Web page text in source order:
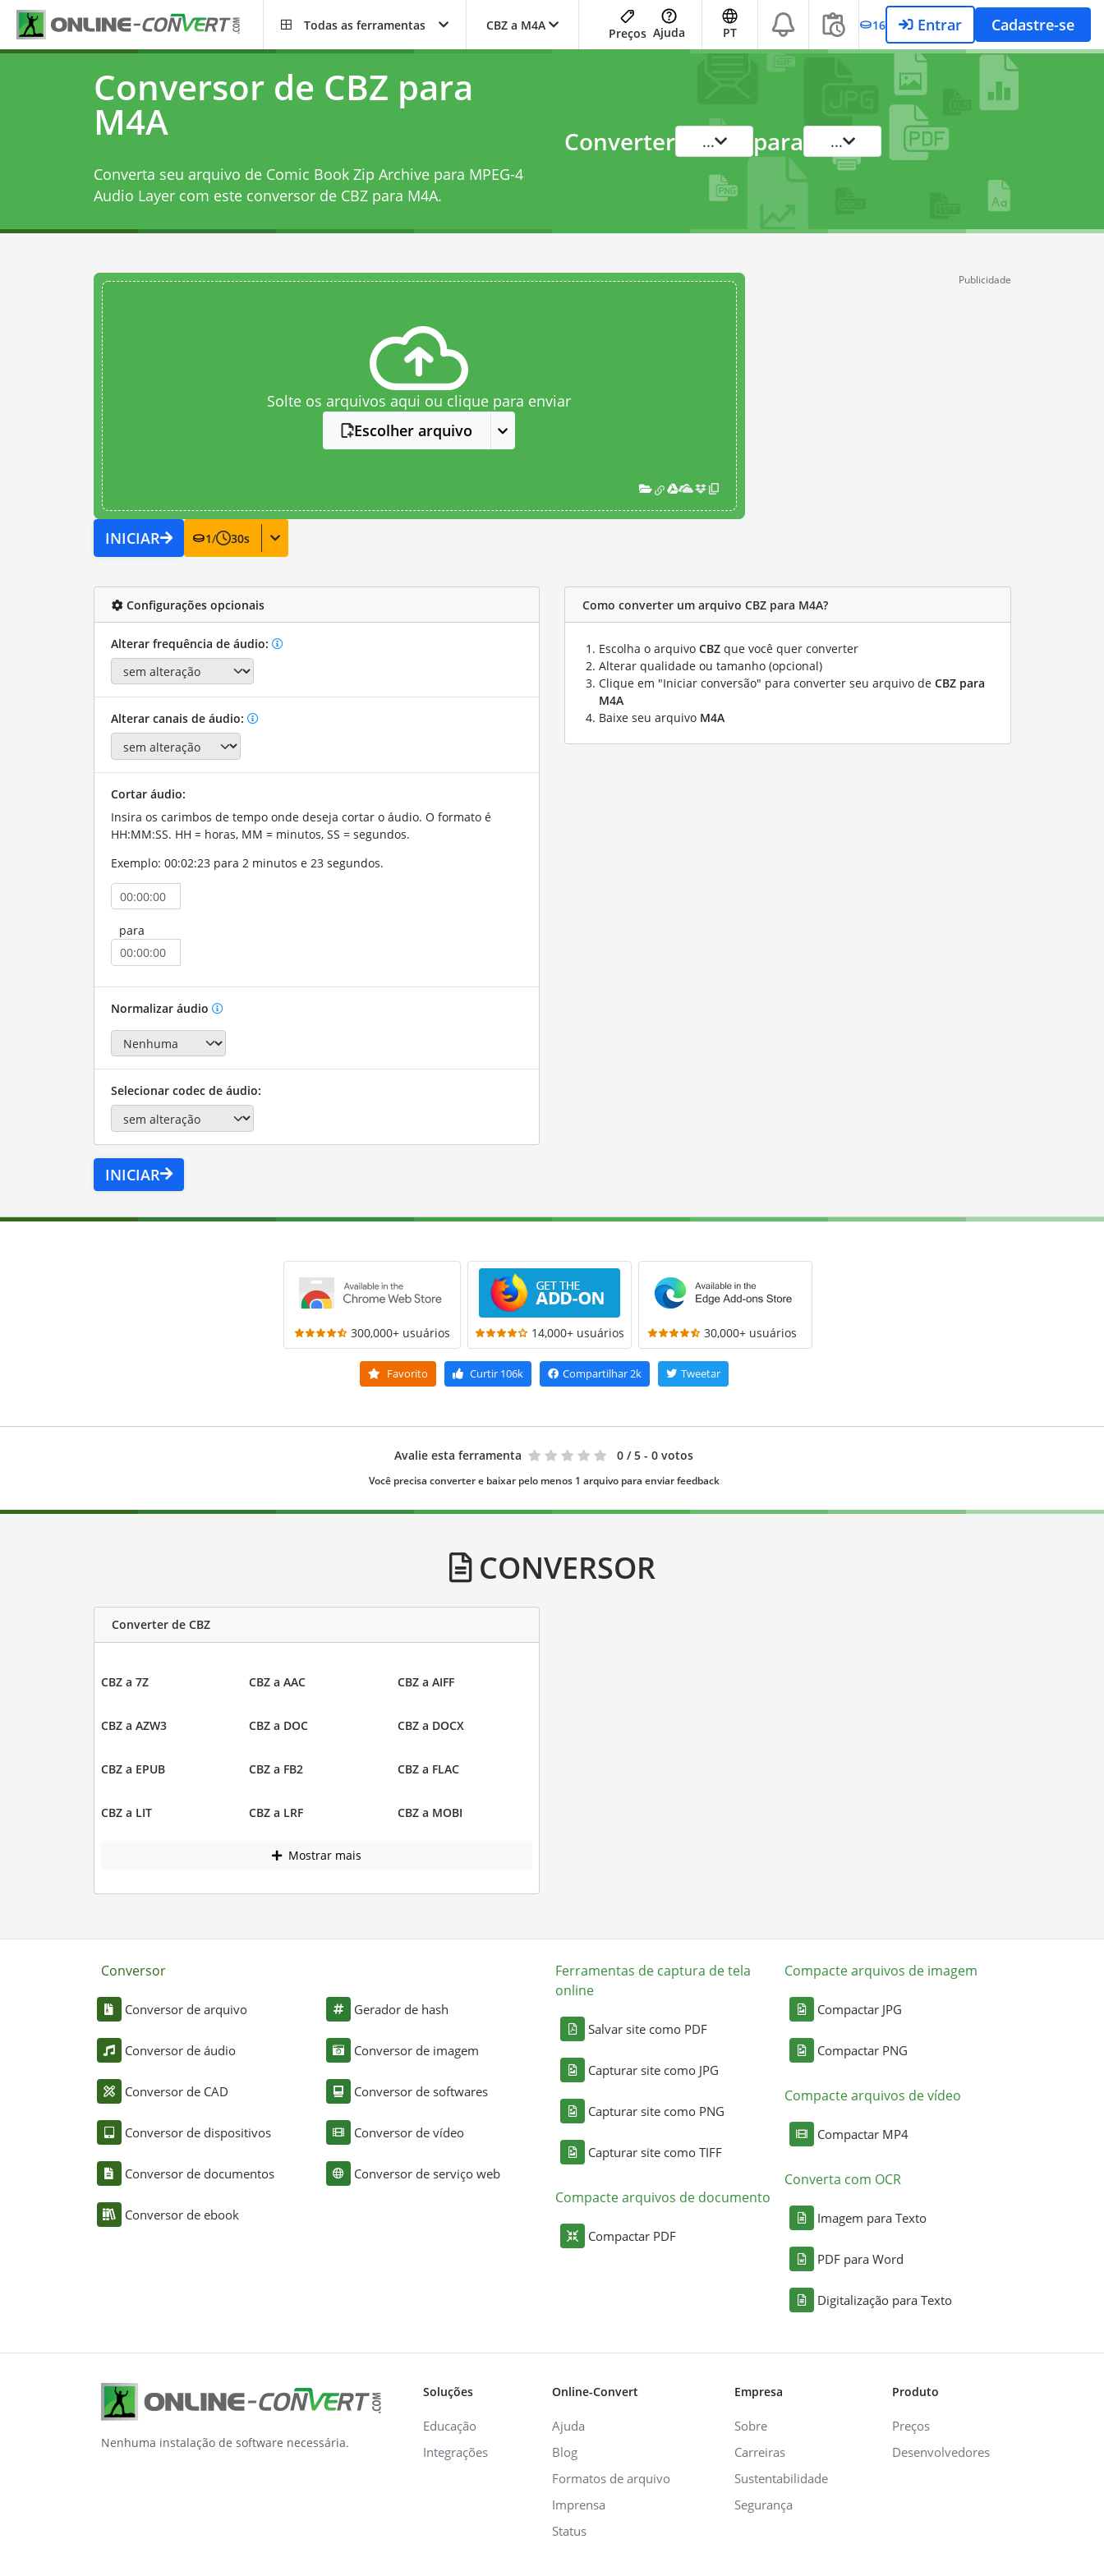
Todas as ferramentas CBZ a M4A
Preços Ajuda PT 16 Entrar Cadastre-se
Conversor de CBZ para
M4A
Converta seu arquivo de Comic Book Zip Archive para MPEG-4
Audio Layer com este conversor de CBZ para M4A.
Converter ... para ...
Solte os arquivos aqui ou clique para enviar
Escolher arquivo
INICIAR 1/ 30s
Publicidade
Configurações opcionais
Alterar frequência de áudio:
Alterar canais de áudio:
Cortar áudio:
Insira os carimbos de tempo onde deseja cortar o áudio. O formato é
HH:MM:SS. HH = horas, MM = minutos, SS = segundos.
Exemplo: 00:02:23 para 2 minutos e 23 segundos.
para
Normalizar áudio
Selecionar codec de áudio:
INICIAR
Como converter um arquivo CBZ para M4A?
Escolha o arquivo CBZ que você quer converter
Alterar qualidade ou tamanho (opcional)
Clique em "Iniciar conversão" para converter seu arquivo de CBZ para
M4A
Baixe seu arquivo M4A
300,000+ usuários 14,000+ usuários 30,000+ usuários
Favorito Curtir106k Compartilhar2k Tweetar
Avalie esta ferramenta 0 / 5 - 0 votos
Você precisa converter e baixar pelo menos 1 arquivo para enviar feedback
CONVERSOR
Converter de CBZ
CBZ a 7Z CBZ a AAC CBZ a AIFF
CBZ a AZW3 CBZ a DOC CBZ a DOCX
CBZ a EPUB CBZ a FB2 CBZ a FLAC
CBZ a LIT CBZ a LRF CBZ a MOBI
Mostrar mais
Conversor
Conversor de arquivo
Conversor de áudio
Conversor de CAD
Conversor de dispositivos
Conversor de documentos
Conversor de ebook
Gerador de hash
Conversor de imagem
Conversor de softwares
Conversor de vídeo
Conversor de serviço web
Ferramentas de captura de tela
online
Salvar site como PDF
Capturar site como JPG
Capturar site como PNG
Capturar site como TIFF
Compacte arquivos de documento
Compactar PDF
Compacte arquivos de imagem
Compactar JPG
Compactar PNG
Compacte arquivos de vídeo
Compactar MP4
Converta com OCR
Imagem para Texto
PDF para Word
Digitalização para Texto
Nenhuma instalação de software necessária.
Soluções
Educação
Integrações
Online-Convert
Ajuda
Blog
Formatos de arquivo
Imprensa
Status
Empresa
Sobre
Carreiras
Sustentabilidade
Segurança
Produto
Preços
Desenvolvedores